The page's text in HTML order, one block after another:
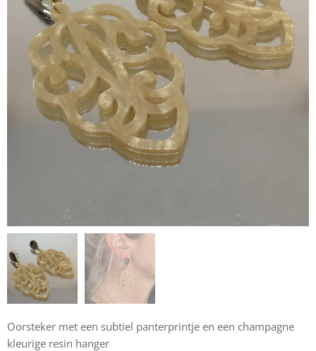
Oorsteker met een subtiel panterprintje en een champagne
kleurige resin hanger